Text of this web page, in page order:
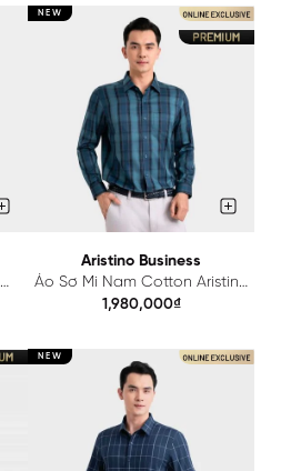
NEW
Aristino Business
Áo Sơ Mi Nam Cotton Aristino
Business Regular Fit
1,980,000₫
NEW